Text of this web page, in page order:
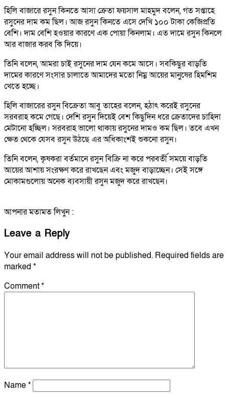
হিলি বাজারে রসুন কিনতে আসা ক্রেতা ফয়সাল মাহমুদ বলেন, গত সপ্তাহে
রসুনের দাম কম ছিল। আজ রসুন কিনতে এসে দেখি ১০০ টাকা কেজিপ্রতি
বেশি। দাম বেশি হওয়ার কারণে এক পোয়া কিনলাম। এত দামে রসুন কিনলে
আর বাজার করব কি দিয়ে।
তিনি বলেন, আমরা চাই রসুনের দাম যেন কমে আসে। সবকিছুর বাড়তি
দামের কারণে সংসার চালাতে আমাদের মতো নিম্ন আয়ের মানুষের হিমশিম
খেতে হচ্ছে।
হিলি বাজারের রসুন বিক্রেতা আবু তাহের বলেন, হঠাৎ করেই রসুনের
সরবরাহ কমে গেছে। দেশি রসুন দিয়েই বেশ কিছুদিন ধরে ক্রেতাদের চাহিদা
মেটানো হচ্ছিল। সরবরাহ ভালো থাকায় রসুনের দামও কম ছিল। তবে এখন
ক্ষেত থেকে যেসব রসুন উঠছে এর অধিকাংশই শুকনো রসুন।
তিনি বলেন, কৃষকরা বর্তমানে রসুন বিক্রি না করে পরবর্তী সময়ে বাড়তি
আয়ের আশায় সংরক্ষণ করে রাখছেন এবং মজুদ বাড়াচ্ছেন। সেই সঙ্গে
মোকামগুলোয় অনেক ব্যবসায়ী রসুন মজুদ করে রাখছেন।
আপনার মতামত লিখুন :
Leave a Reply
Your email address will not be published. Required fields are
marked *
Comment*
Name*